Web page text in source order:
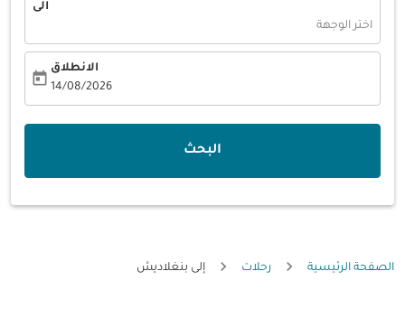
الى
اختر الوجهة
الانطلاق
14/08/2026
today
البحث
الصفحة الرئيسية رحلات إلى بنغلاديش